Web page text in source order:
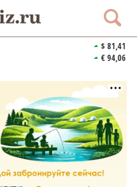
$ 81,41
€ 94,06